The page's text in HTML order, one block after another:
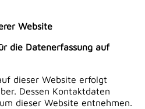
Website
die Datenerfassung auf
dieser Website erfolgt
Dessen Kontaktdaten
dieser Website entnehmen.